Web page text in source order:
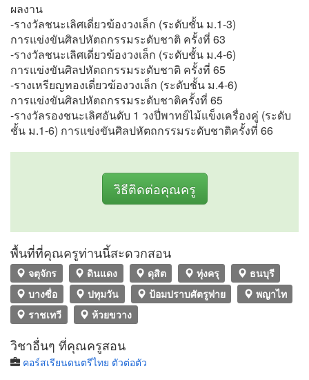
ผลงาน
-รางวัลชนะเลิศเดี่ยวฆ้องวงเล็ก (ระดับชั้น ม.1-3)
การแข่งขันศิลปหัตถกรรมระดับชาติ ครั้งที่ 63
-รางวัลชนะเลิศเดี่ยวฆ้องวงเล็ก (ระดับชั้น ม.4-6)
การแข่งขันศิลปหัตถกรรมระดับชาติ ครั้งที่ 65
-รางเหรียญทองเดี่ยวฆ้องวงเล็ก (ระดับชั้น ม.4-6)
การแข่งขันศิลปหัตถกรรมระดับชาติครั้งที่ 65
-รางวัลรองชนะเลิศอันดับ 1 วงปี่พาทย์ไม้แข็งเครื่องคู่ (ระดับ
ชั้น ม.1-6) การแข่งขันศิลปหัตถกรรมระดับชาติครั้งที่ 66
วิธีติดต่อคุณครู
พื้นที่ที่คุณครูท่านนี้สะดวกสอน
จตุจักร ดินแดง ดุสิต ทุ่งครุ
ธนบุรี
บางซื่อ
ปทุมวัน ป้อมปราบศัตรูพ่าย
พญาไท
ราชเทวี
ห้วยขวาง
วิชาอื่นๆ ที่คุณครูสอน
คอร์สเรียนดนตรีไทย ตัวต่อตัว